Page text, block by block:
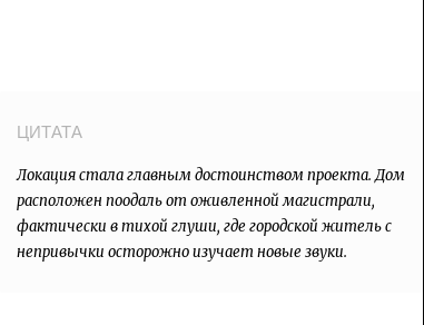
Локация стала главным достоинством проекта. Дом
расположен поодаль от оживленной магистрали,
фактически в тихой глуши, где городской житель с
непривычки осторожно изучает новые звуки.